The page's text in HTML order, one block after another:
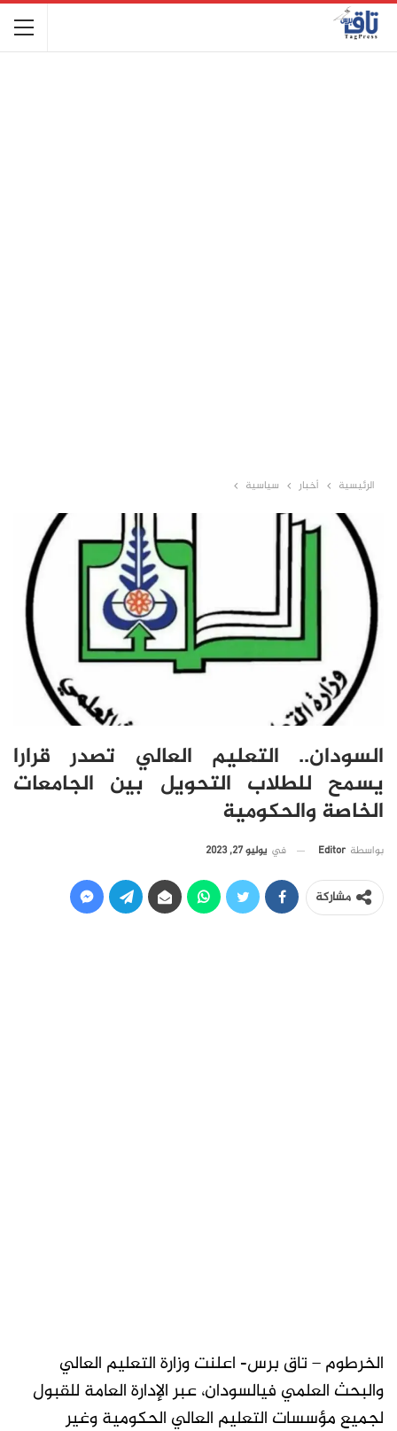
الرئيسية أخبار سياسية
السودان.. التعليم العالي تصدر قرارا
يسمح للطلاب التحويل بين الجامعات
الخاصة والحكومية
بواسطة Editor في يوليو 27, 2023
مشاركة
الخرطوم – تاق برس- اعلنت وزارة التعليم العالي
والبحث العلمي فيالسودان، عبر الإدارة العامة للقبول
لجميع مؤسسات التعليم العالي الحكومية وغير